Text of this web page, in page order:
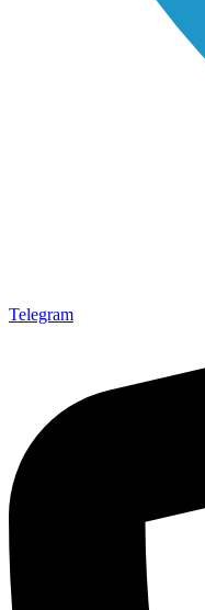
Telegram